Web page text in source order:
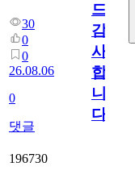
30
0
0
26.08.06
0
댓글
드
감
사
합
니
다
196730